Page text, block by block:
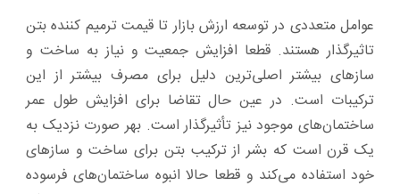
عوامل متعددی در توسعه ارزش بازار تا قیمت ترمیم کننده بتن
تاثیرگذار هستند. قطعا افزایش جمعیت و نیاز به ساخت ‌و
سازهای بیشتر اصلی‌ترین دلیل برای مصرف بیشتر از این
ترکیبات‌ است. در عین ‌حال تقاضا برای افزایش طول عمر
ساختمان‌های موجود نیز تأثیرگذار است. بهر صورت نزدیک به
یک قرن است که بشر از ترکیب بتن برای ساخت ‌و سازهای
خود استفاده می‌کند و قطعا حالا انبوه ساختمان‌های فرسوده